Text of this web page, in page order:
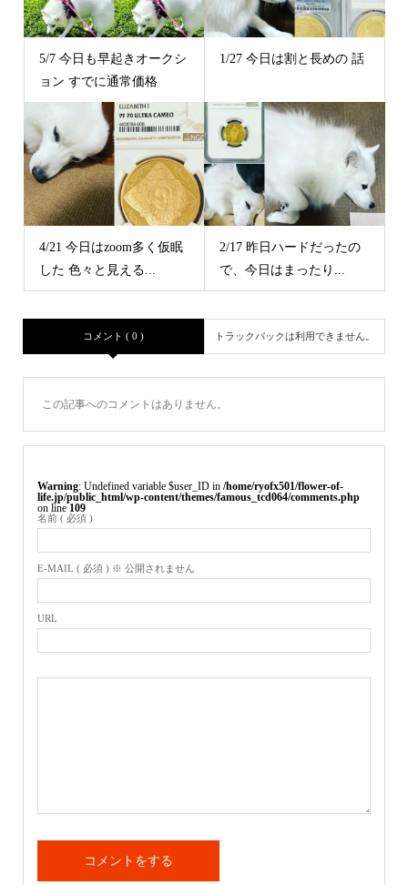
5/7 今日も早起きオークシ
ョン すでに通常価格
1/27 今日は割と長めの 話 ⁡
4/21 今日はzoom多く仮眠
した 色々と見える...
2/17 昨日ハードだったの
で、今日はまったり...
コメント ( 0 ) トラックバックは利用できません。
この記事へのコメントはありません。
Warning : Undefined variable $user_ID in /home/ryofx501/flower-of-
life.jp/public_html/wp-content/themes/famous_tcd064/comments.php
on line 109
名前 ( 必須 )
E-MAIL ( 必須 ) ※ 公開されません
URL